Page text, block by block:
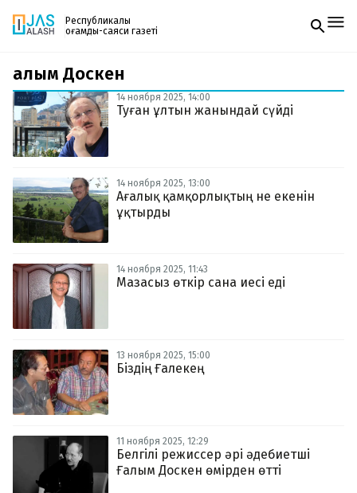
Республикалық
қоғамдық-саяси газеті
Жаңалықтар
Спорт
Live
Руханият
Аймақ
Архив
Заң және тәртіп
Редакциямен байланыс
+7 708 604 51 06
Жарнама бөлімі
Пошта
zhasalash100@gmail.com
Газетке жазылу
PDF форматтағы газетті ай сайын электронды
поштаңызға алып отырыңыз. Жаңа нөмір
шыққан сәтте сізге бірден жіберіледі. Тек email
Ғалым Доскен
14 ноября 2025, 14:00
Туған ұлтын жанындай сүйді
14 ноября 2025, 13:00
Ағалық қамқорлықтың не екенін
ұқтырды
14 ноября 2025, 11:43
Мазасыз өткір сана иесі еді
13 ноября 2025, 15:00
Біздің Ғалекең
11 ноября 2025, 12:29
Белгілі режиссер әрі әдебиетші
Ғалым Доскен өмірден өтті